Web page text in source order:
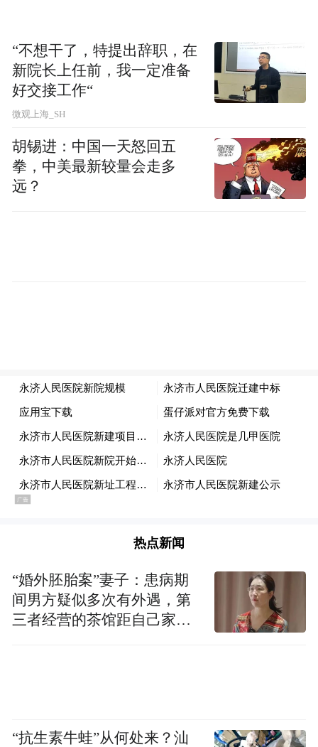
“不想干了，特提出辞职，在
新院长上任前，我一定准备
好交接工作“
微观上海_SH
胡锡进：中国一天怒回五
拳，中美最新较量会走多
远？
热点新闻
“婚外胚胎案”妻子：患病期
间男方疑似多次有外遇，第
三者经营的茶馆距自己家步
“抗生素牛蛙”从何处来？汕